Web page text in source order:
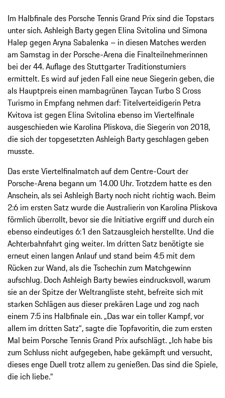
Im Halbfinale des Porsche Tennis Grand Prix sind die Topstars
unter sich. Ashleigh Barty gegen Elina Svitolina und Simona
Halep gegen Aryna Sabalenka – in diesen Matches werden
am Samstag in der Porsche-Arena die Finalteilnehmerinnen
bei der 44. Auflage des Stuttgarter Traditionsturniers
ermittelt. Es wird auf jeden Fall eine neue Siegerin geben, die
als Hauptpreis einen mambagrünen Taycan Turbo S Cross
Turismo in Empfang nehmen darf: Titelverteidigerin Petra
Kvitova ist gegen Elina Svitolina ebenso im Viertelfinale
ausgeschieden wie Karolina Pliskova, die Siegerin von 2018,
die sich der topgesetzten Ashleigh Barty geschlagen geben
musste.
Das erste Viertelfinalmatch auf dem Centre-Court der
Porsche-Arena begann um 14.00 Uhr. Trotzdem hatte es den
Anschein, als sei Ashleigh Barty noch nicht richtig wach. Beim
2:6 im ersten Satz wurde die Australierin von Karolina Pliskova
förmlich überrollt, bevor sie die Initiative ergriff und durch ein
ebenso eindeutiges 6:1 den Satzausgleich herstellte. Und die
Achterbahnfahrt ging weiter. Im dritten Satz benötigte sie
erneut einen langen Anlauf und stand beim 4:5 mit dem
Rücken zur Wand, als die Tschechin zum Matchgewinn
aufschlug. Doch Ashleigh Barty bewies eindrucksvoll, warum
sie an der Spitze der Weltrangliste steht, befreite sich mit
starken Schlägen aus dieser prekären Lage und zog nach
einem 7:5 ins Halbfinale ein. „Das war ein toller Kampf, vor
allem im dritten Satz“, sagte die Topfavoritin, die zum ersten
Mal beim Porsche Tennis Grand Prix aufschlägt. „Ich habe bis
zum Schluss nicht aufgegeben, habe gekämpft und versucht,
dieses enge Duell trotz allem zu genießen. Das sind die Spiele,
die ich liebe.“